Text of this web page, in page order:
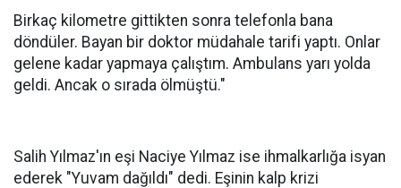
Birkaç kilometre gittikten sonra telefonla bana
döndüler. Bayan bir doktor müdahale tarifi yaptı. Onlar
gelene kadar yapmaya çalıştım. Ambulans yarı yolda
geldi. Ancak o sırada ölmüştü."
Salih Yılmaz'ın eşi Naciye Yılmaz ise ihmalkarlığa isyan
ederek "Yuvam dağıldı" dedi. Eşinin kalp krizi